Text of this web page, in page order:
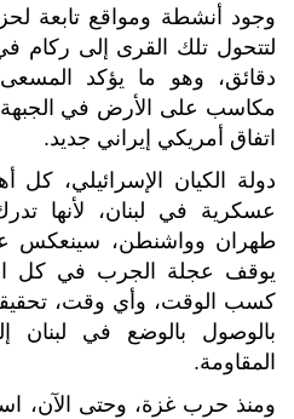
وجود أنشطة ومواقع تابعة
لتتحول تلك القرى إلى
دقائق، وهو ما يؤكد المسعى
مكاسب على الأرض في الجبهة
اتفاق أمريكي إيراني جديد.
دولة الكيان الإسرائيلي،
عسكرية في لبنان، لأنها
طهران وواشنطن، سينعكس على
يوقف عجلة الجرب في كل
كسب الوقت، وأي وقت،
بالوصول بالوضع في لبنان
المقاومة.
ومنذ حرب غزة، وحتى الآن،